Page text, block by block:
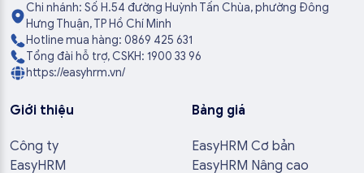
Chi nhánh: Số H.54 đường Huỳnh Tấn Chùa, phường Đông
Hưng Thuận, TP Hồ Chí Minh
Hotline mua hàng: 0869 425 631
Tổng đài hỗ trợ, CSKH: 1900 33 96
https://easyhrm.vn/
Giới thiệu
Công ty
EasyHRM
Bảng giá
EasyHRM Cơ bản
EasyHRM Nâng cao